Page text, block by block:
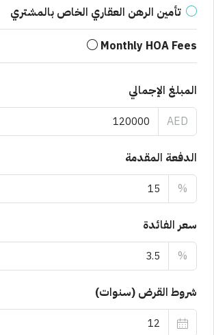
تأمين الرهن العقاري الخاص بالمشتري
Monthly HOA Fees
المبلغ الإجمالي
AED
الدفعة المقدمة
%
سعر الفائدة
%
شروط القرض (سنوات)